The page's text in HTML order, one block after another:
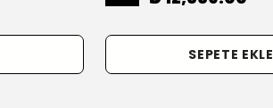
SEPETE EKLE